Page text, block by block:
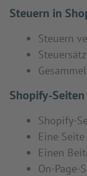
Steuern in
Steuern
Shopify-
Shopify-
Eine
Einen
On-Page-